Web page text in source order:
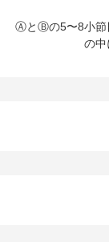
ⒶとⒷの5〜8小節
の中